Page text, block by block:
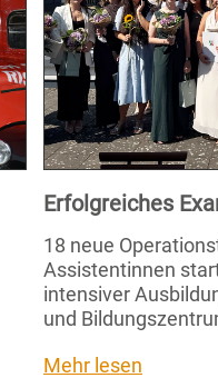
Erfolgreiches
18 neue
Assistentinnen
intensiver
und
Mehr lesen